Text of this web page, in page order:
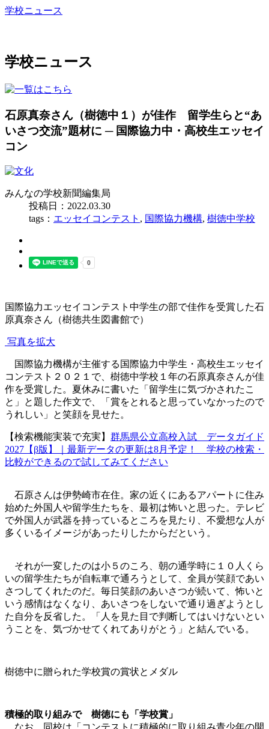
学校ニュース
学校ニュース
石原真奈さん（樹徳中１）が佳作 留学生らと“あ
いさつ交流”題材に ─ 国際協力中・高校生エッセイ
コン
みんなの学校新聞編集局
投稿日：2022.03.30
tags： エッセイコンテスト , 国際協力機構, 樹徳中学校
国際協力エッセイコンテスト中学生の部で佳作を受賞した石
原真奈さん（樹徳共生図書館で）
写真を拡大
国際協力機構が主催する国際協力中学生・高校生エッセイ
コンテスト２０２１で、樹徳中学校１年の石原真奈さんが佳
作を受賞した。夏休みに書いた「留学生に気づかされたこ
と」と題した作文で、「賞をとれると思っていなかったので
うれしい」と笑顔を見せた。
【検索機能実装で充実】 群馬県公立高校入試 データガイド
2027【β版】｜最新データの更新は8月予定！ 学校の検索・
比較ができるので試してみてください
石原さんは伊勢崎市在住。家の近くにあるアパートに住み
始めた外国人や留学生たちを、最初は怖いと思った。テレビ
で外国人が武器を持っているところを見たり、不愛想な人が
多くいるイメージがあったりしたからだという。
それが一変したのは小５のころ、朝の通学時に１０人くら
いの留学生たちが自転車で通ろうとして、全員が笑顔であい
さつしてくれたのだ。毎日笑顔のあいさつが続いて、怖いと
いう感情はなくなり、あいさつをしないで通り過ぎようとし
た自分を反省した。「人を見た目で判断してはいけないとい
うことを、気づかせてくれてありがとう」と結んでいる。
樹徳中に贈られた学校賞の賞状とメダル
積極的取り組みで 樹徳にも「学校賞」